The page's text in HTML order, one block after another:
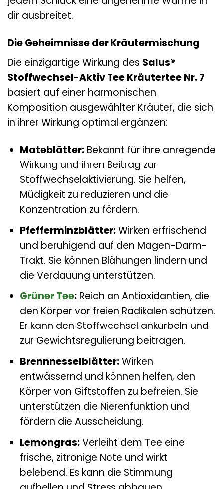
dir ausbreitet.
Die Geheimnisse der Kräutermischung
Die einzigartige Wirkung des Salus®
Stoffwechsel-Aktiv Tee Kräutertee Nr. 7
basiert auf einer harmonischen
Komposition ausgewählter Kräuter, die sich
in ihrer Wirkung optimal ergänzen:
Mateblätter:Bekannt für ihre anregende
Wirkung und ihren Beitrag zur
Stoffwechselaktivierung. Sie helfen,
Müdigkeit zu reduzieren und die
Konzentration zu fördern.
Pfefferminzblätter:Wirken erfrischend
und beruhigend auf den Magen-Darm-
Trakt. Sie können Blähungen lindern und
die Verdauung unterstützen.
Grüner Tee:Reich an Antioxidantien, die
den Körper vor freien Radikalen schützen.
Er kann den Stoffwechsel ankurbeln und
zur Gewichtsregulierung beitragen.
Brennnesselblätter:Wirken
entwässernd und können helfen, den
Körper von Giftstoffen zu befreien. Sie
unterstützen die Nierenfunktion und
fördern die Ausscheidung.
Lemongras:Verleiht dem Tee eine
frische, zitronige Note und wirkt
belebend. Es kann die Stimmung